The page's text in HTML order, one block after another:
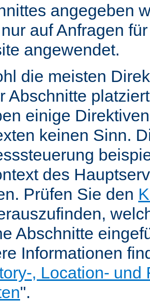
angegeben
auf Anfragen
angewendet.
die meisten
Abschnitte
einige
keinen Sinn.
des
Prüfen Sie den
Abschnitte
Informationen
, Location- und
".